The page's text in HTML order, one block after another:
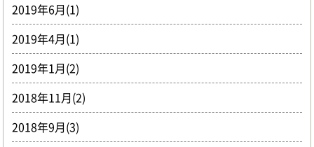
2019年6月(1)
2019年4月(1)
2019年1月(2)
2018年11月(2)
2018年9月(3)